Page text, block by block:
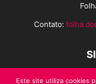
Contato:
Este site utiliza cookies